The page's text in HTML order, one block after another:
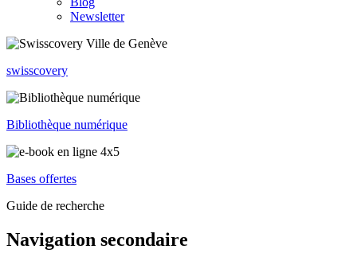
Newsletter
swisscovery
Bibliothèque numérique
Bases offertes
Guide de recherche
Navigation secondaire